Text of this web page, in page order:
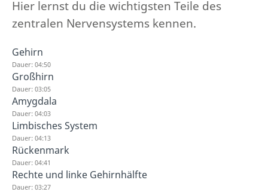
Hier lernst du die wichtigsten Teile des
zentralen Nervensystems kennen.
Gehirn
Dauer: 04:50
Großhirn
Dauer: 03:05
Amygdala
Dauer: 04:03
Limbisches System
Dauer: 04:13
Rückenmark
Dauer: 04:41
Rechte und linke Gehirnhälfte
Dauer: 03:27